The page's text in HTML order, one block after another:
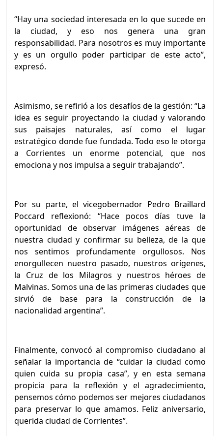
“Hay una sociedad interesada en lo que sucede en
la ciudad, y eso nos genera una gran
responsabilidad. Para nosotros es muy importante
y es un orgullo poder participar de este acto”,
expresó.
Asimismo, se refirió a los desafíos de la gestión: “La
idea es seguir proyectando la ciudad y valorando
sus paisajes naturales, así como el lugar
estratégico donde fue fundada. Todo eso le otorga
a Corrientes un enorme potencial, que nos
emociona y nos impulsa a seguir trabajando”.
Por su parte, el vicegobernador Pedro Braillard
Poccard reflexionó: “Hace pocos días tuve la
oportunidad de observar imágenes aéreas de
nuestra ciudad y confirmar su belleza, de la que
nos sentimos profundamente orgullosos. Nos
enorgullecen nuestro pasado, nuestros orígenes,
la Cruz de los Milagros y nuestros héroes de
Malvinas. Somos una de las primeras ciudades que
sirvió de base para la construcción de la
nacionalidad argentina”.
Finalmente, convocó al compromiso ciudadano al
señalar la importancia de “cuidar la ciudad como
quien cuida su propia casa”, y en esta semana
propicia para la reflexión y el agradecimiento,
pensemos cómo podemos ser mejores ciudadanos
para preservar lo que amamos. Feliz aniversario,
querida ciudad de Corrientes”.